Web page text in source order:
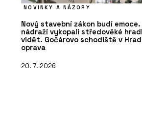
NOVINKY A NÁZORY
Nový stavební zákon budí
nádraží vykopali středověké
vidět. Gočárovo schodiště v
oprava
20. 7. 2026